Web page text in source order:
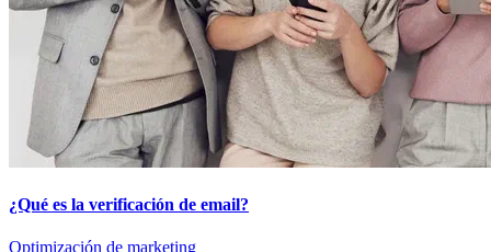
¿Qué es la verificación de email?
Optimización de marketing